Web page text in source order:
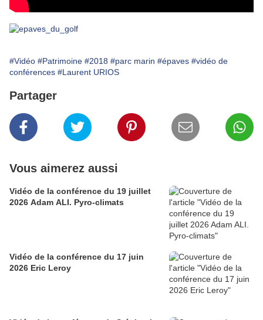
#Vidéo #Patrimoine #2018 #parc marin #épaves #vidéo de
conférences #Laurent URIOS
Partager
Vous aimerez aussi
Vidéo de la conférence du 19 juillet
2026 Adam ALI. Pyro-climats
Vidéo de la conférence du 17 juin
2026 Eric Leroy